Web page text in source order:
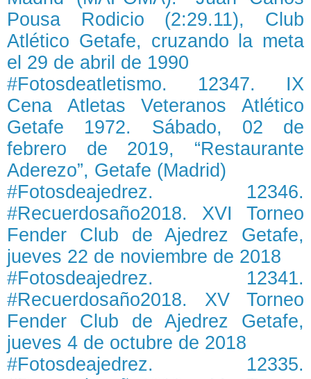
Pousa Rodicio (2:29.11), Club
Atlético Getafe, cruzando la meta
el 29 de abril de 1990
#Fotosdeatletismo. 12347. IX
Cena Atletas Veteranos Atlético
Getafe 1972. Sábado, 02 de
febrero de 2019, “Restaurante
Aderezo”, Getafe (Madrid)
#Fotosdeajedrez. 12346.
#Recuerdosaño2018. XVI Torneo
Fender Club de Ajedrez Getafe,
jueves 22 de noviembre de 2018
#Fotosdeajedrez. 12341.
#Recuerdosaño2018. XV Torneo
Fender Club de Ajedrez Getafe,
jueves 4 de octubre de 2018
#Fotosdeajedrez. 12335.